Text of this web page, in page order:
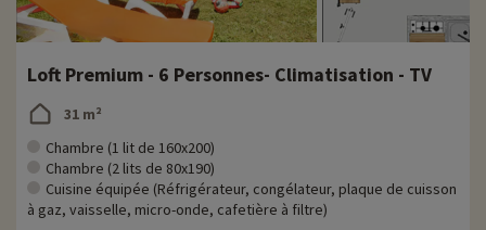
Loft Premium - 6 Personnes- Climatisation - TV
31 m²
Chambre (1 lit de 160x200)
Chambre (2 lits de 80x190)
Cuisine équipée (Réfrigérateur, congélateur, plaque de cuisson
à gaz, vaisselle, micro-onde, cafetière à filtre)